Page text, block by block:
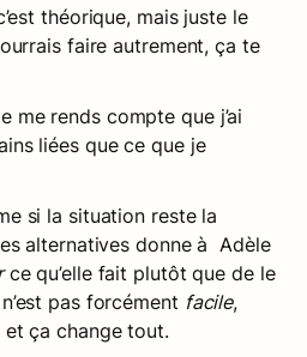
théorique, mais juste le
faire autrement, ça te
me rends compte que j’ai
liées que ce que je
si la situation reste la
alternatives donne à  Adèle
ce qu’elle fait plutôt que de le
pas forcément facile,
et ça change tout.